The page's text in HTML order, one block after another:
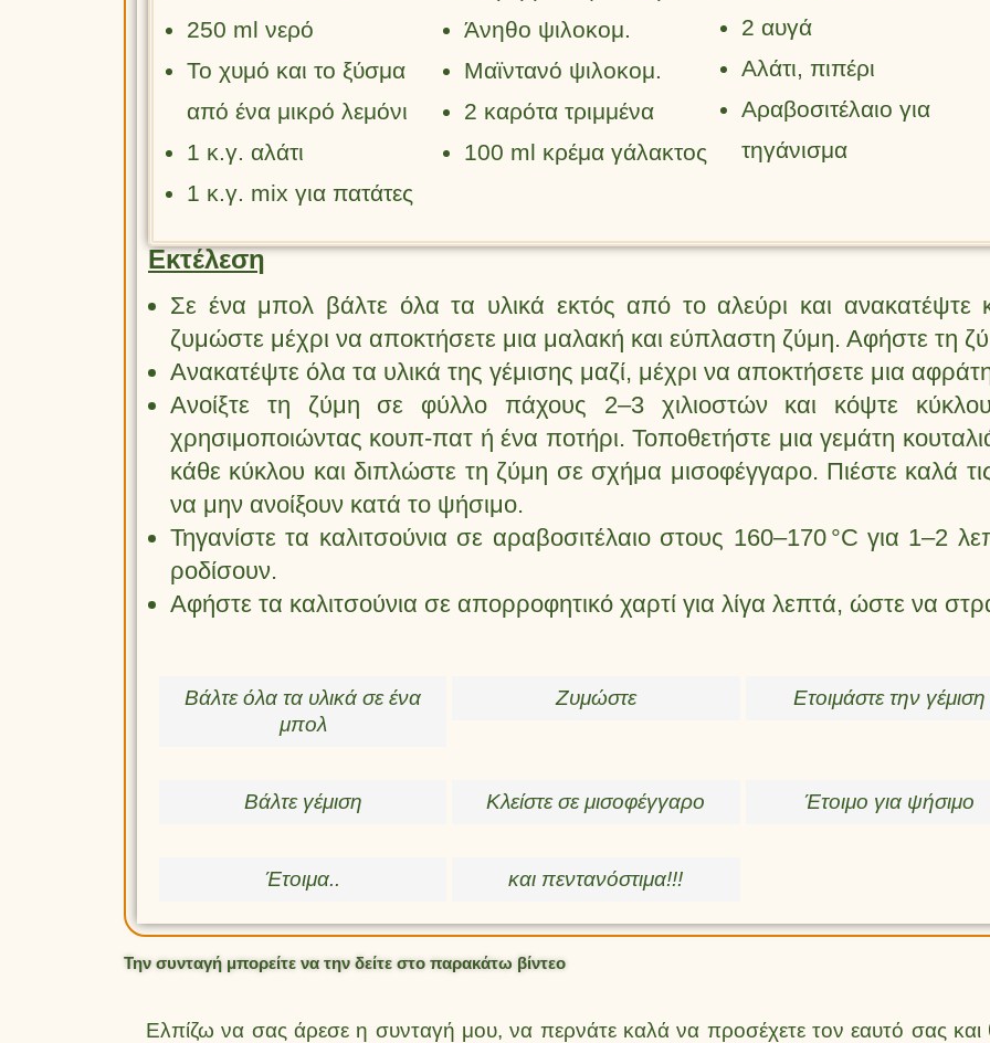
250 ml νερό
Το χυμό και το ξύσμα
από ένα μικρό λεμόνι
1 κ.γ. αλάτι
1 κ.γ. mix για πατάτες
Άνηθο ψιλοκομ.
Μαϊντανό ψιλοκομ.
2 καρότα τριμμένα
100 ml κρέμα γάλακτος
2 αυγά
Αλάτι, πιπέρι
Αραβοσιτέλαιο για
τηγάνισμα
Εκτέλεση
Σε ένα μπολ βάλτε όλα τα υλικά εκτός από το αλεύρι και ανακατέψτε
ζυμώστε μέχρι να αποκτήσετε μια μαλακή και εύπλαστη ζύμη. Αφήστε τη
Ανακατέψτε όλα τα υλικά της γέμισης μαζί, μέχρι να αποκτήσετε μια
Ανοίξτε τη ζύμη σε φύλλο πάχους 2–3 χιλιοστών και κόψτε
χρησιμοποιώντας κουπ-πατ ή ένα ποτήρι. Τοποθετήστε μια γεμάτη
κάθε κύκλου και διπλώστε τη ζύμη σε σχήμα μισοφέγγαρο. Πιέστε καλά
να μην ανοίξουν κατά το ψήσιμο.
Τηγανίστε τα καλιτσούνια σε αραβοσιτέλαιο στους 160–170 °C για 1–2
ροδίσουν.
Αφήστε τα καλιτσούνια σε απορροφητικό χαρτί για λίγα λεπτά, ώστε να
Βάλτε όλα τα υλικά σε ένα
μπολ
Ζυμώστε Ετοιμάστε την γέμιση
Βάλτε γέμιση Κλείστε σε μισοφέγγαρο Έτοιμο για ψήσιμο
Έτοιμα.. και πεντανόστιμα!!!
Την συνταγή μπορείτε να την δείτε στο παρακάτω βίντεο
Ελπίζω να σας άρεσε η συνταγή μου, να περνάτε καλά να προσέχετε τον εαυτό σας